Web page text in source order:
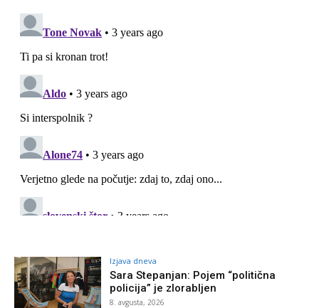
Izjava dneva
Sara Stepanjan: Pojem “politična
policija” je zlorabljen
8. avgusta, 2026